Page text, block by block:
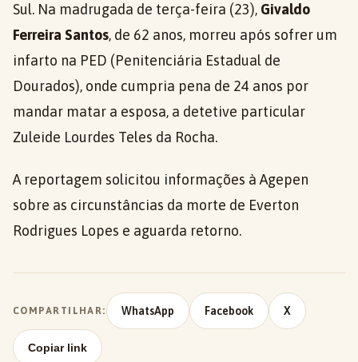
Sul. Na madrugada de terça-feira (23), Givaldo
Ferreira Santos, de 62 anos, morreu após sofrer um
infarto na PED (Penitenciária Estadual de
Dourados), onde cumpria pena de 24 anos por
mandar matar a esposa, a detetive particular
Zuleide Lourdes Teles da Rocha.
A reportagem solicitou informações à Agepen
sobre as circunstâncias da morte de Everton
Rodrigues Lopes e aguarda retorno.
COMPARTILHAR: WhatsApp Facebook X
Copiar link